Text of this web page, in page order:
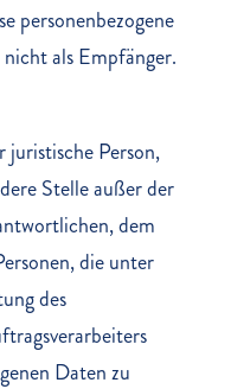
personenbezogene
als Empfänger.
Person,
Stelle außer der
dem
die unter
des
Daten zu